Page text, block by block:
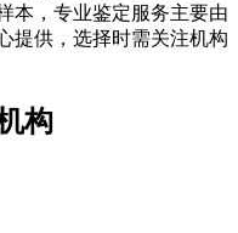
本，专业鉴定服务主要由
提供，选择时需关注机构
构